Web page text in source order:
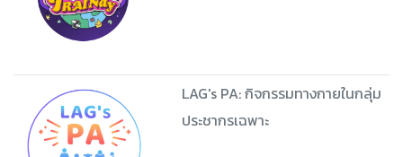
LAG's PA: กิจกรรมทางกายในกลุ่ม
ประชากรเฉพาะ